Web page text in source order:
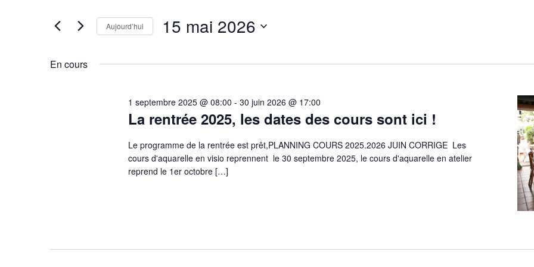
2026
vues
Évènements
par
Aujourd’hui 15 mai 2026
date.
En cours
La rentrée 2025, les dates des cours sont ici !
1 septembre 2025 @ 08:00 - 30 juin 2026 @ 17:00
Le programme de la rentrée est prêt,PLANNING COURS 2025.2026 JUIN CORRIGE Les
cours d'aquarelle en visio reprennent le 30 septembre 2025, le cours d'aquarelle en atelier
reprend le 1er octobre […]